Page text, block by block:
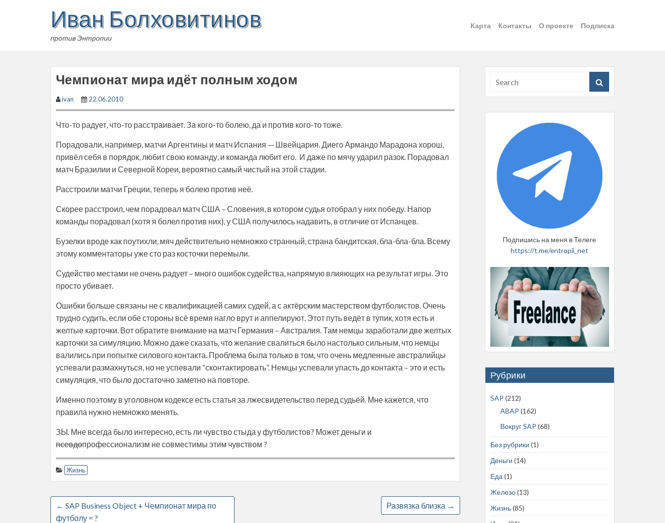
Иван Болховитинов
против Энтропии
Карта Контакты О проекте Подписка
Чемпионат мира идёт полным ходом
ivan 22.06.2010
Что-то радует, что-то расстраивает. За кого-то болею, да и против кого-то тоже.
Порадовали, например, матчи Аргентины и матч Испания — Швейцария. Диего Армандо Марадона хорош,
привёл себя в порядок, любит свою команду, и команда любит его. И даже по мячу ударил разок. Порадовал
матч Бразилии и Северной Кореи, вероятно самый чистый на этой стадии.
Расстроили матчи Греции, теперь я болею против неё.
Скорее расстроил, чем порадовал матч США – Словения, в котором судья отобрал у них победу. Напор
команды порадовал (хотя я болел против них), у США получилось надавить, в отличие от Испанцев.
Бузелки вроде как поутихли, мяч действительно немножко странный, страна бандитская, бла-бла-бла. Всему
этому комментаторы уже сто раз косточки перемыли.
Судейство местами не очень радует – много ошибок судейства, напрямую влияющих на результат игры. Это
просто убивает.
Ошибки больше связаны не с квалификацией самих судей, а с актёрским мастерством футболистов. Очень
трудно судить, если обе стороны всё время нагло врут и аппелируют. Этот путь ведёт в тупик, хотя есть и
желтые карточки. Вот обратите внимание на матч Германия – Австралия. Там немцы заработали две желтых
карточки за симуляцию. Можно даже сказать, что желание свалиться было настолько сильным, что немцы
валились при попытке силового контакта. Проблема была только в том, что очень медленные австралийцы
успевали размахнуться, но не успевали “сконтактировать”. Немцы успевали упасть до контакта – это и есть
симуляция, что было достаточно заметно на повторе.
Именно поэтому в уголовном кодексе есть статья за лжесвидетельство перед судьёй. Мне кажется, что
правила нужно немножко менять.
ЗЫ. Мне всегда было интересно, есть ли чувство стыда у футболистов? Может деньги и
псевдопрофессионализм не совместимы этим чувством ?
Жизнь
← SAP Business Object + Чемпионат мира по
футболу = ?
Развязка близка →
Подпишись на меня в Телеге
https://t.me/entropii_net
Рубрики
SAP (212)
ABAP (162)
Вокруг SAP (68)
Без рубрики (1)
Деньги (14)
Еда (1)
Железо(13)
Жизнь(85)